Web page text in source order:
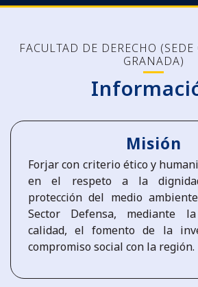
FACULTAD DE DERECHO
GRANADA)
Misión
Forjar con criterio ético y
en el respeto a la
protección del medio
Sector Defensa, mediante
calidad, el fomento de la
compromiso social con la región.